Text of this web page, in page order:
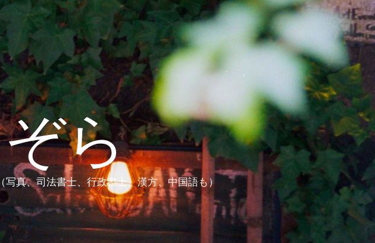
ら
真、司法書士、行政書士、漢方、中国語も）